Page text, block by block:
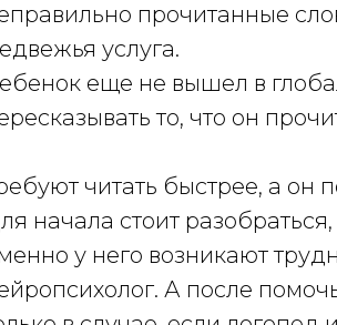
прочитанные
услуга.
еще не вышел в
то, что он
читать быстрее, а он
начала стоит
у него возникают
А после